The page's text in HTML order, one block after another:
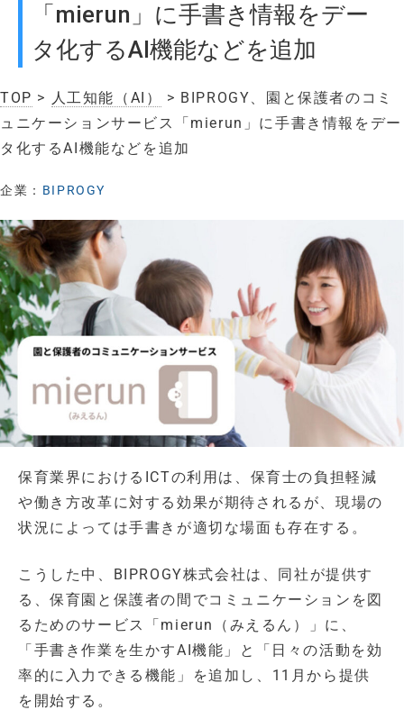
「mierun」に手書き情報をデー
タ化するAI機能などを追加
TOP > 人工知能（AI）
> BIPROGY、園と保護者のコミ
ュニケーションサービス「mierun」に手書き情報をデー
タ化するAI機能などを追加
企業： BIPROGY
保育業界におけるICTの利用は、保育士の負担軽減
や働き方改革に対する効果が期待されるが、現場の
状況によっては手書きが適切な場面も存在する。
こうした中、BIPROGY株式会社は、同社が提供す
る、保育園と保護者の間でコミュニケーションを図
るためのサービス「mierun（みえるん）」に、
「手書き作業を生かすAI機能」と「日々の活動を効
率的に入力できる機能」を追加し、11月から提供
を開始する。